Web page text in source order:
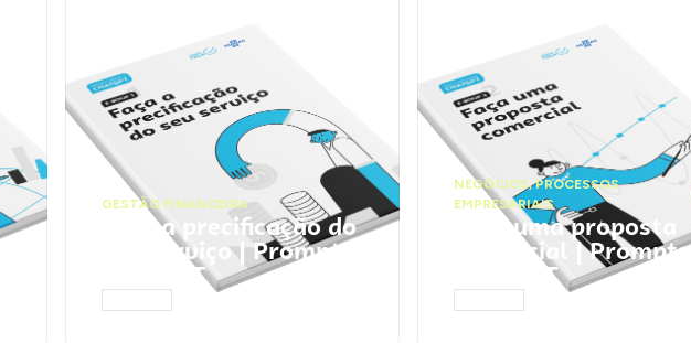
GESTÃO FINANCEIRA
Faça a precificação do
seu serviço | Prompts
ChatGPT
NEGÓCIOS,PROCESSOS
EMPRESARIAIS
Faça uma proposta
comercial | Prompts
ChatGPT